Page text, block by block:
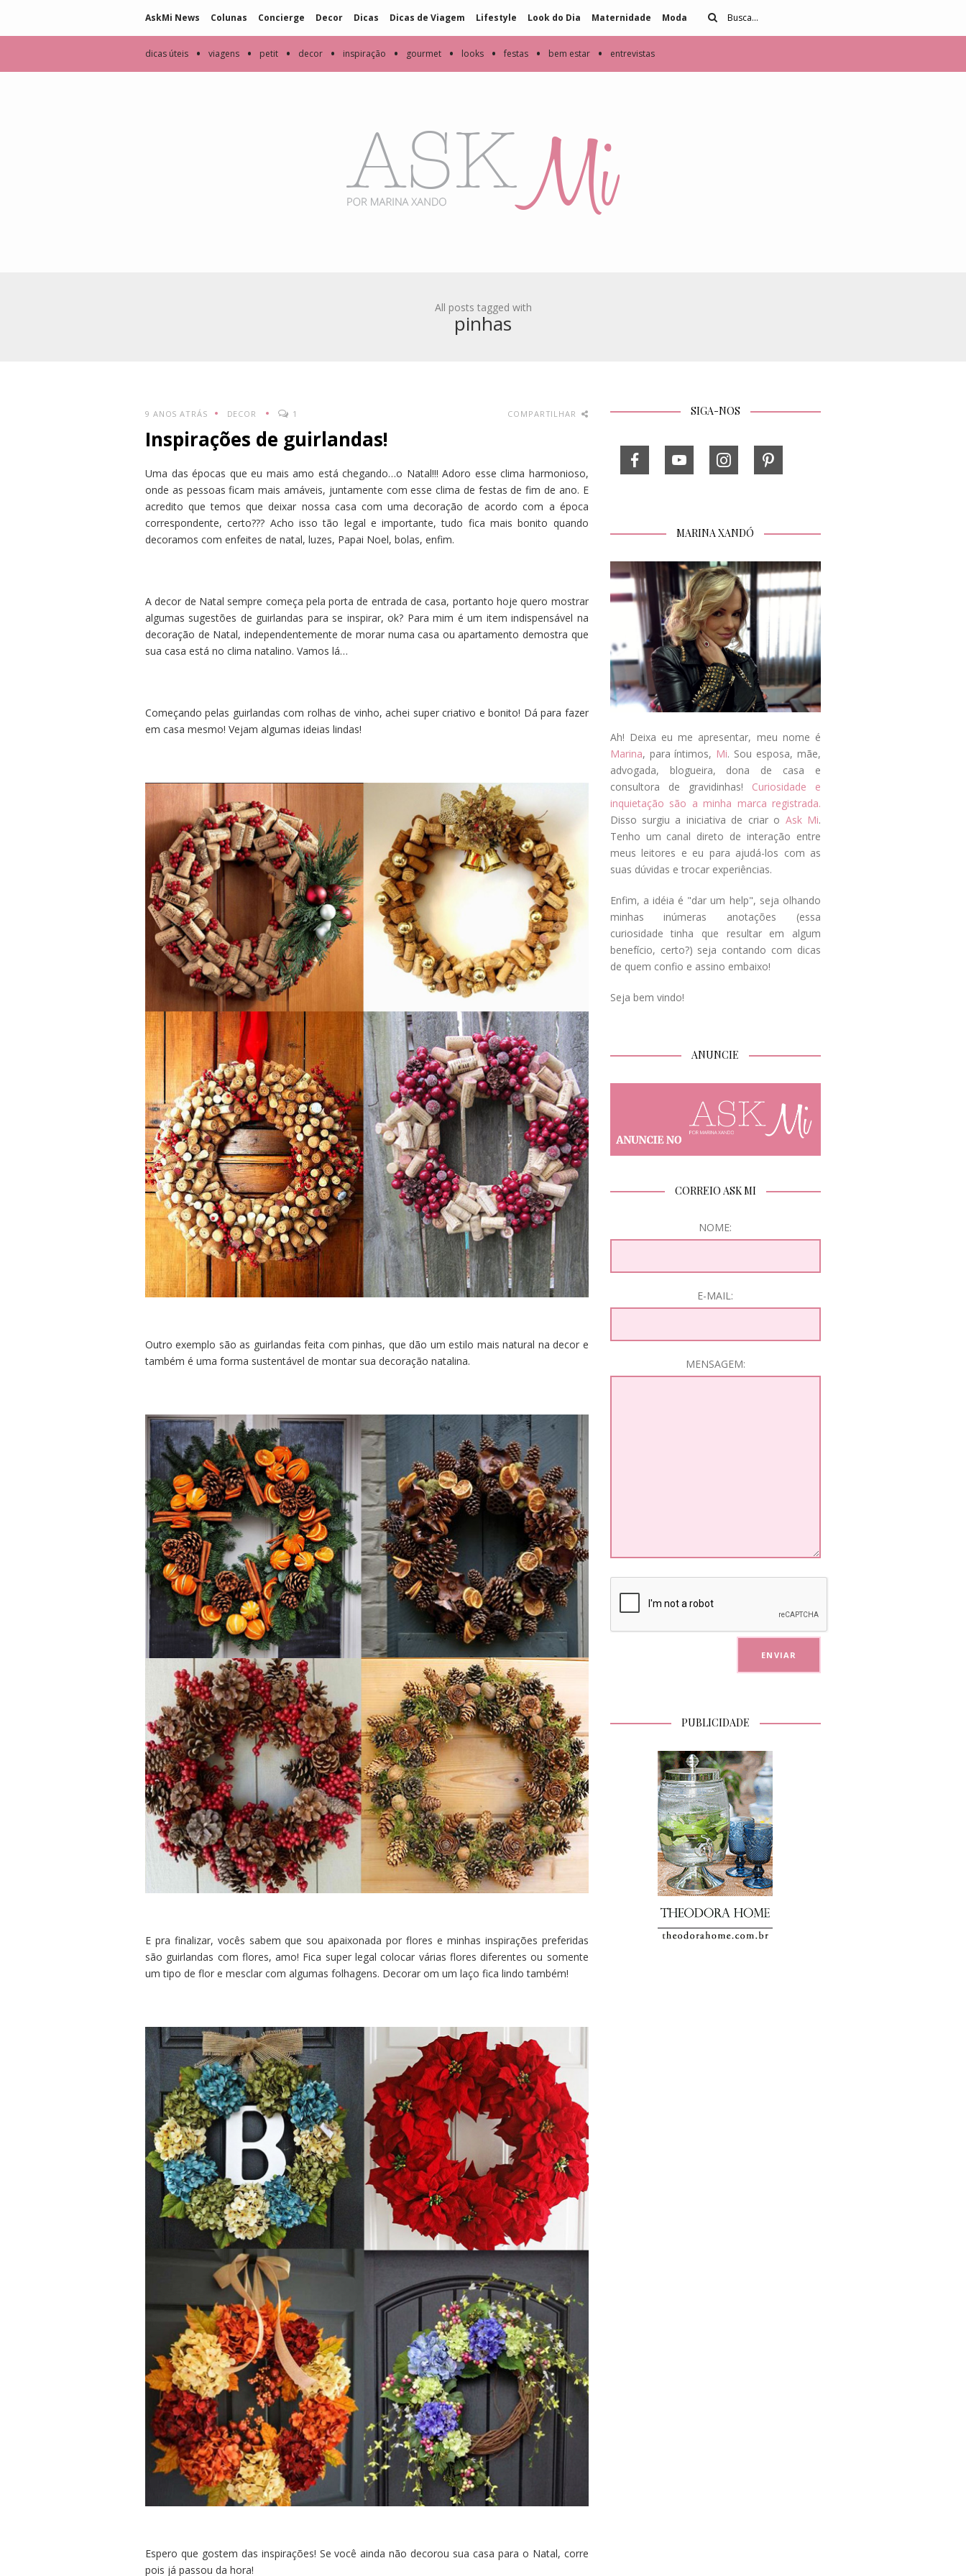
AskMi News Colunas Concierge Decor Dicas Dicas de Viagem Lifestyle Look do Dia Maternidade Moda
dicas úteis • viagens • petit • decor • inspiração • gourmet • looks • festas • bem estar • entrevistas
All posts tagged with
pinhas
9 ANOS ATRÁS DECOR 1 COMPARTILHAR
Inspirações de guirlandas!
Uma das épocas que eu mais amo está chegando…o Natal!!! Adoro esse clima harmonioso,
onde as pessoas ficam mais amáveis, juntamente com esse clima de festas de fim de ano. E
acredito que temos que deixar nossa casa com uma decoração de acordo com a época
correspondente, certo??? Acho isso tão legal e importante, tudo fica mais bonito quando
decoramos com enfeites de natal, luzes, Papai Noel, bolas, enfim.
A decor de Natal sempre começa pela porta de entrada de casa, portanto hoje quero mostrar
algumas sugestões de guirlandas para se inspirar, ok? Para mim é um item indispensável na
decoração de Natal, independentemente de morar numa casa ou apartamento demostra que
sua casa está no clima natalino. Vamos lá…
Começando pelas guirlandas com rolhas de vinho, achei super criativo e bonito! Dá para fazer
em casa mesmo! Vejam algumas ideias lindas!
Outro exemplo são as guirlandas feita com pinhas, que dão um estilo mais natural na decor e
também é uma forma sustentável de montar sua decoração natalina.
E pra finalizar, vocês sabem que sou apaixonada por flores e minhas inspirações preferidas
são guirlandas com flores, amo! Fica super legal colocar várias flores diferentes ou somente
um tipo de flor e mesclar com algumas folhagens. Decorar om um laço fica lindo também!
Espero que gostem das inspirações! Se você ainda não decorou sua casa para o Natal, corre
pois já passou da hora!
SIGA-NOS
MARINA XANDÓ
Ah! Deixa eu me apresentar, meu nome é
Marina, para íntimos, Mi. Sou esposa, mãe,
advogada, blogueira, dona de casa e
consultora de gravidinhas! Curiosidade e
inquietação são a minha marca registrada.
Disso surgiu a iniciativa de criar o Ask Mi.
Tenho um canal direto de interação entre
meus leitores e eu para ajudá-los com as
suas dúvidas e trocar experiências.
Enfim, a idéia é "dar um help", seja olhando
minhas inúmeras anotações (essa
curiosidade tinha que resultar em algum
benefício, certo?) seja contando com dicas
de quem confio e assino embaixo!
Seja bem vindo!
ANUNCIE
CORREIO ASK MI
NOME:
E-MAIL:
MENSAGEM:
PUBLICIDADE